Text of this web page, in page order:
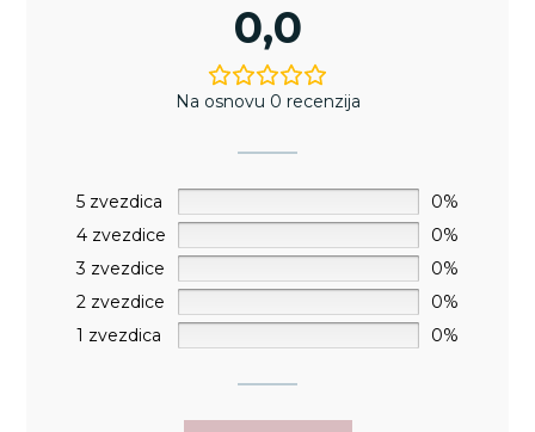
0,0
Na osnovu 0 recenzija
5 zvezdica
0%
4 zvezdice
0%
3 zvezdice
0%
2 zvezdice
0%
1 zvezdica
0%